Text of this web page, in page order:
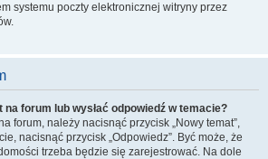
systemu poczty elektronicznej witryny przez
forum lub wysłać odpowiedź w temacie?
forum, należy nacisnąć przycisk „Nowy temat”,
nacisnąć przycisk „Odpowiedz”. Być może, że
trzeba będzie się zarejestrować. Na dole